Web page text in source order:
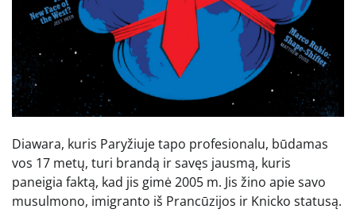
Diawara, kuris Paryžiuje tapo profesionalu, būdamas
vos 17 metų, turi brandą ir savęs jausmą, kuris
paneigia faktą, kad jis gimė 2005 m. Jis žino apie savo
musulmono, imigranto iš Prancūzijos ir Knicko statusą.